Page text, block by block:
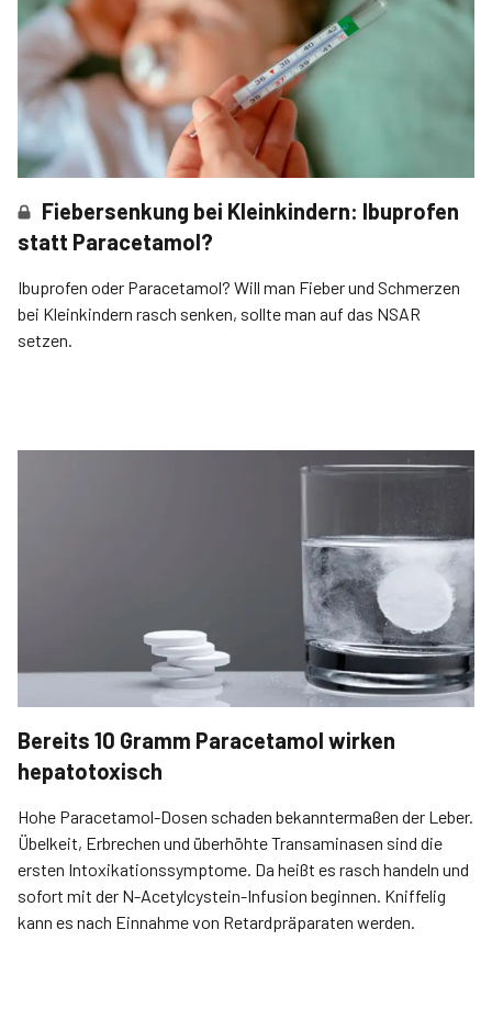
Fiebersenkung bei Kleinkindern: Ibuprofen
statt Paracetamol?
Ibuprofen oder Paracetamol? Will man Fieber und Schmerzen
bei Kleinkindern rasch senken, sollte man auf das NSAR
setzen.
Bereits 10 Gramm Paracetamol wirken
hepatotoxisch
Hohe Paracetamol-Dosen schaden bekanntermaßen der Leber.
Übelkeit, Erbrechen und überhöhte Transaminasen sind die
ersten Intoxikationssymptome. Da heißt es rasch handeln und
sofort mit der N-Acetyl­cystein-Infusion beginnen. Kniffelig
kann es nach Einnahme von Retardpräparaten werden.